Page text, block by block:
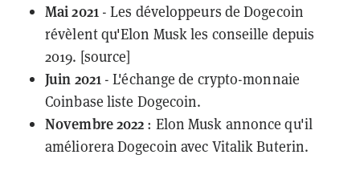
Mai 2021- Les développeurs de Dogecoin
révèlent qu'Elon Musk les conseille depuis
2019. [source]
Juin 2021- L'échange de crypto-monnaie
Coinbase liste Dogecoin.
Novembre 2022 : Elon Musk annonce qu'il
améliorera Dogecoin avec Vitalik Buterin.